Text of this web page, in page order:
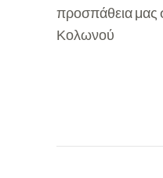
προσπάθεια μας
Κολωνού